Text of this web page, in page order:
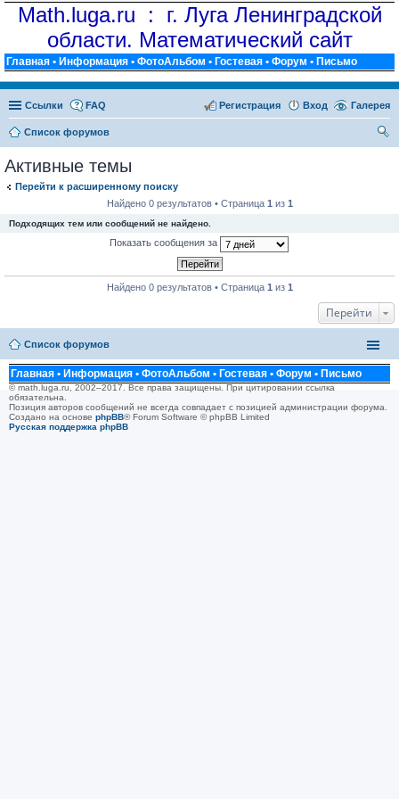
Math.luga.ru : г. Луга Ленинградской
области. Математический сайт
Главная • Информация • ФотоАльбом • Гостевая • Форум • Письмо
Ссылки Галерея
FAQ Вход
Регистрация
Список форумов
Активные темы
Перейти к расширенному поиску
Найдено 0 результатов • Страница 1 из 1
Подходящих тем или сообщений не найдено.
Показать сообщения за
Найдено 0 результатов • Страница 1 из 1
Перейти
Список форумов
Главная • Информация • ФотоАльбом • Гостевая • Форум • Письмо
© math.luga.ru, 2002–2017. Все права защищены. При цитировании ссылка
обязательна.
Позиция авторов сообщений не всегда совпадает с позицией администрации форума.
Создано на основе phpBB® Forum Software © phpBB Limited
Русская поддержка phpBB